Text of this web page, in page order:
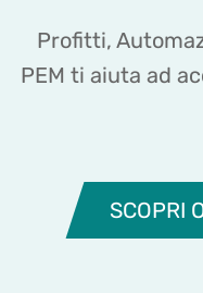
Profitti,
PEM ti aiuta ad
SCOPRI